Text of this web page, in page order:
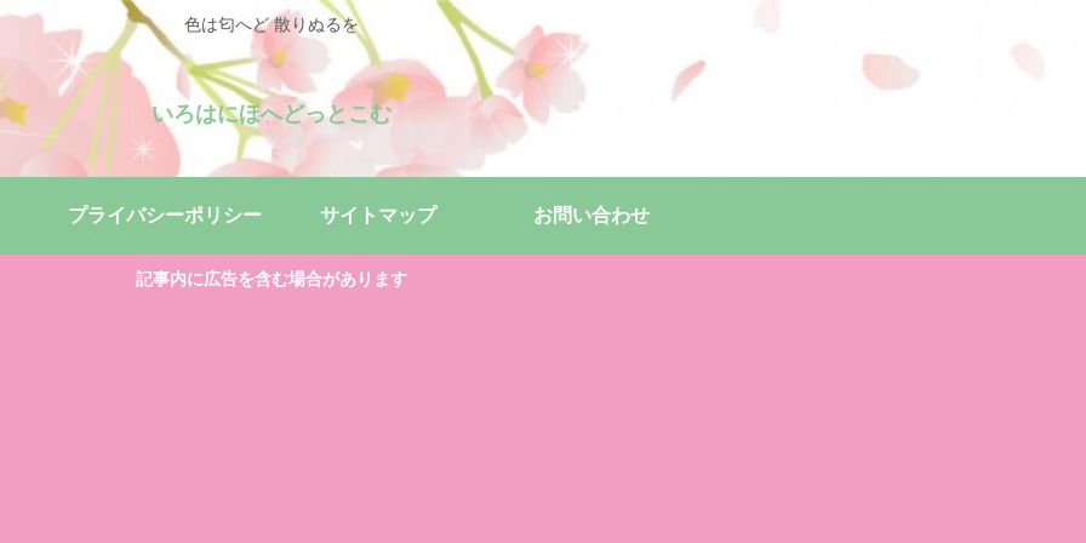
色は匂へど 散りぬるを
いろはにほへどっとこむ
プライバシーポリシー サイトマップ お問い合わせ
記事内に広告を含む場合があります